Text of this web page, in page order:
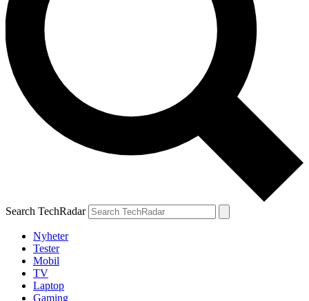
Search TechRadar
Nyheter
Tester
Mobil
TV
Laptop
Gaming